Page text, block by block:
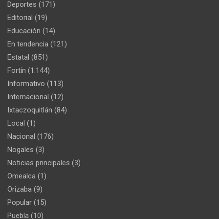
Deportes (171)
Editorial (19)
Educación (14)
En tendencia (121)
Estatal (851)
Fortín (1.144)
Informativo (113)
Internacional (12)
Ixtaczoquitlán (84)
Local (1)
Nacional (176)
Nogales (3)
Noticias principales (3)
Omealca (1)
Orizaba (9)
Popular (15)
Puebla (10)